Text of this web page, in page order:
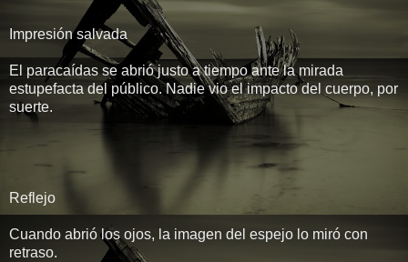
Impresión salvada
El paracaídas se abrió justo a tiempo ante la mirada
estupefacta del público. Nadie vio el impacto del cuerpo, por
suerte.
Reflejo
Cuando abrió los ojos, la imagen del espejo lo miró con
retraso.